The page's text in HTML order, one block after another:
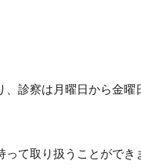
診察は月曜日から金曜
て取り扱うことがで